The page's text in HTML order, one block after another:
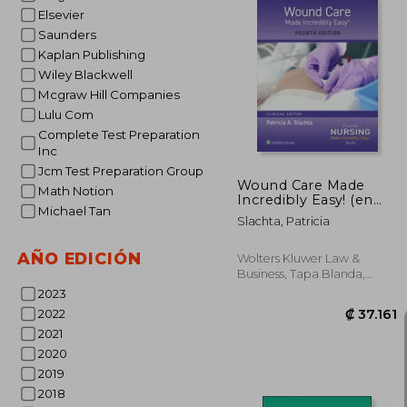
Elsevier
Saunders
Kaplan Publishing
Wiley Blackwell
Mcgraw Hill Companies
Lulu Com
Complete Test Preparation
Inc
Jcm Test Preparation Group
Math Notion
Michael Tan
AÑO EDICIÓN
2023
2022
2021
2020
2019
2018
Wound Care Made
Incredibly Easy! (en
Inglés)
Slachta, Patricia
Wolters Kluwer Law &
Business, Tapa Blanda,